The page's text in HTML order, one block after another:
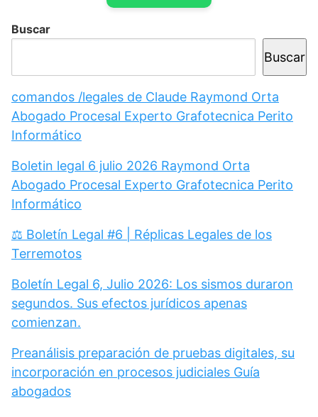
Buscar
Buscar
comandos /legales de Claude Raymond Orta
Abogado Procesal Experto Grafotecnica Perito
Informático
Boletin legal 6 julio 2026 Raymond Orta
Abogado Procesal Experto Grafotecnica Perito
Informático
⚖️ Boletín Legal #6 | Réplicas Legales de los
Terremotos
Boletín Legal 6, Julio 2026: Los sismos duraron
segundos. Sus efectos jurídicos apenas
comienzan.
Preanálisis preparación de pruebas digitales, su
incorporación en procesos judiciales Guía
abogados